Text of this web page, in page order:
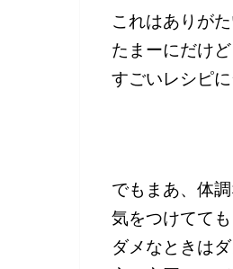
これはありがた
たまーにだけど
すごいレシピに
でもまあ、体
気をつけてても
ダメなときは